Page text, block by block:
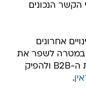
הקשר הנכונים
אחרונים
במטרה לשפר את
יעילות השיווק והמכירות בעולמות ה-B2B ולהפיק
.